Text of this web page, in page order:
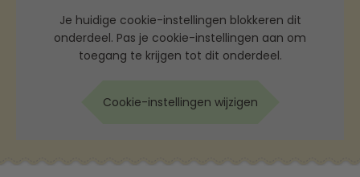
Je huidige cookie-instellingen blokkeren dit
onderdeel. Pas je cookie-instellingen aan om
toegang te krijgen tot dit onderdeel.
Cookie-instellingen wijzigen